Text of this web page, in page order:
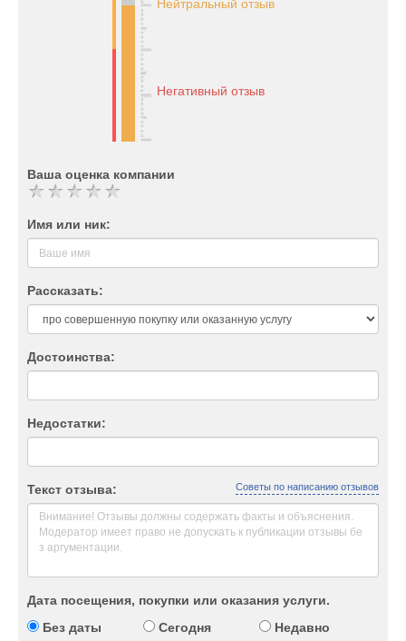
Нейтральный отзыв
Негативный отзыв
Ваша оценка компании
Имя или ник:
Рассказать:
Достоинства:
Недостатки:
Текст отзыва: Советы по написанию отзывов
Дата посещения, покупки или оказания услуги.
Без даты
Сегодня
Недавно